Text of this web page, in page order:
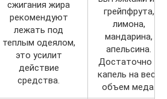
сжигания жира
рекомендуют
лежать под
теплым одеялом,
это усилит
действие
средства.
грейпфрута,
лимона,
мандарина,
апельсина.
Достаточно 5
капель на весь
объем меда.